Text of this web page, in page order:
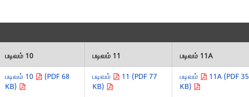
படிவம் 10 படிவம் 11 படிவம் 11A
படிவம் 10
(PDF 68
KB)
படிவம்
11 (PDF 77
KB)
படிவம்
11A (PDF 35
KB)